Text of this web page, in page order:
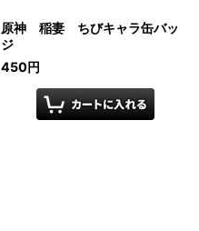
原神 稲妻 ちびキャラ缶バッ
ジ
450円